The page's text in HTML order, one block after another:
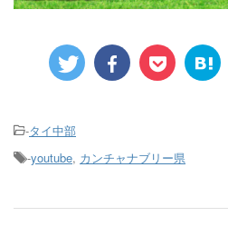
-タイ中部
-youtube, カンチャナブリー県